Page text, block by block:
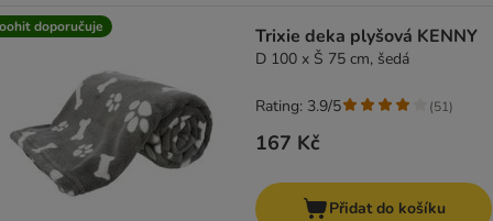
doporučuje Trixie deka plyšová KENNY
D 100 x Š 75 cm, šedá
167 Kč
Rating: 3.9/5 (51)
Přidat do košíku